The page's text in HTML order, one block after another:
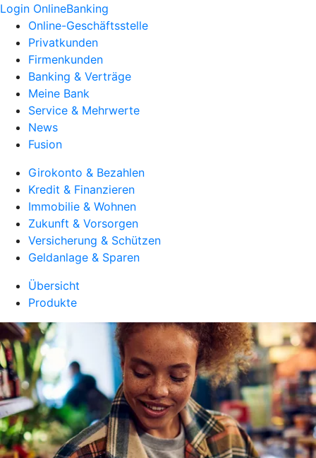
Login OnlineBanking
Online-Geschäftsstelle
Privatkunden
Firmenkunden
Banking & Verträge
Meine Bank
Service & Mehrwerte
News
Fusion
Girokonto & Bezahlen
Kredit & Finanzieren
Immobilie & Wohnen
Zukunft & Vorsorgen
Versicherung & Schützen
Geldanlage & Sparen
Übersicht
Produkte